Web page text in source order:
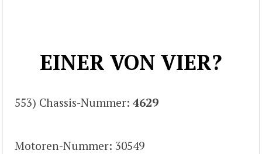
EINER VON VIER?
553) Chassis-Nummer: 4629
Motoren-Nummer: 30549